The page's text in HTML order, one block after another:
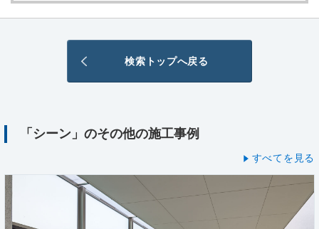
検索トップへ戻る
「シーン」のその他の施工事例
すべてを見る